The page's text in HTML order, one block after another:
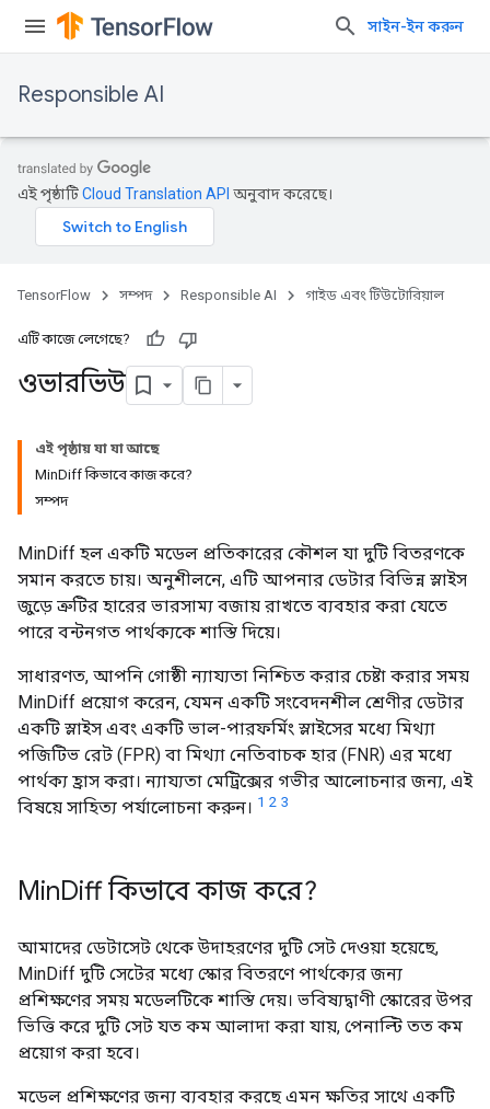
সাইন-ইন করুন
Responsible AI
এই পৃষ্ঠাটিCloud Translation API অনুবাদ করেছে।
TensorFlow সম্পদ Responsible AI গাইড এবং টিউটোরিয়াল
এটি কাজে লেগেছে?
ওভারভিউ
এই পৃষ্ঠায় যা যা আছে
MinDiff কিভাবে কাজ করে?
সম্পদ
MinDiff হল একটি মডেল প্রতিকারের কৌশল যা দুটি বিতরণকে
সমান করতে চায়। অনুশীলনে, এটি আপনার ডেটার বিভিন্ন স্লাইস
জুড়ে ত্রুটির হারের ভারসাম্য বজায় রাখতে ব্যবহার করা যেতে
পারে বন্টনগত পার্থক্যকে শাস্তি দিয়ে।
সাধারণত, আপনি গোষ্ঠী ন্যায্যতা নিশ্চিত করার চেষ্টা করার সময়
MinDiff প্রয়োগ করেন, যেমন একটি সংবেদনশীল শ্রেণীর ডেটার
একটি স্লাইস এবং একটি ভাল-পারফর্মিং স্লাইসের মধ্যে মিথ্যা
পজিটিভ রেট (FPR) বা মিথ্যা নেতিবাচক হার (FNR) এর মধ্যে
পার্থক্য হ্রাস করা। ন্যায্যতা মেট্রিক্সের গভীর আলোচনার জন্য, এই
বিষয়ে সাহিত্য পর্যালোচনা করুন। 1 2 3
MinDiff কিভাবে কাজ করে?
আমাদের ডেটাসেট থেকে উদাহরণের দুটি সেট দেওয়া হয়েছে,
MinDiff দুটি সেটের মধ্যে স্কোর বিতরণে পার্থক্যের জন্য
প্রশিক্ষণের সময় মডেলটিকে শাস্তি দেয়। ভবিষ্যদ্বাণী স্কোরের উপর
ভিত্তি করে দুটি সেট যত কম আলাদা করা যায়, পেনাল্টি তত কম
প্রয়োগ করা হবে।
মডেল প্রশিক্ষণের জন্য ব্যবহার করছে এমন ক্ষতির সাথে একটি